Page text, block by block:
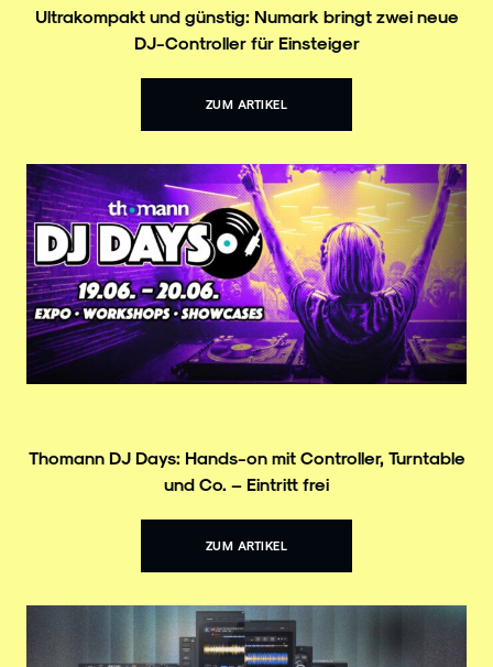
Ultrakompakt und günstig: Numark bringt zwei neue
DJ-Controller für Einsteiger
ZUM ARTIKEL
Thomann DJ Days: Hands-on mit Controller, Turntable
und Co. – Eintritt frei
ZUM ARTIKEL